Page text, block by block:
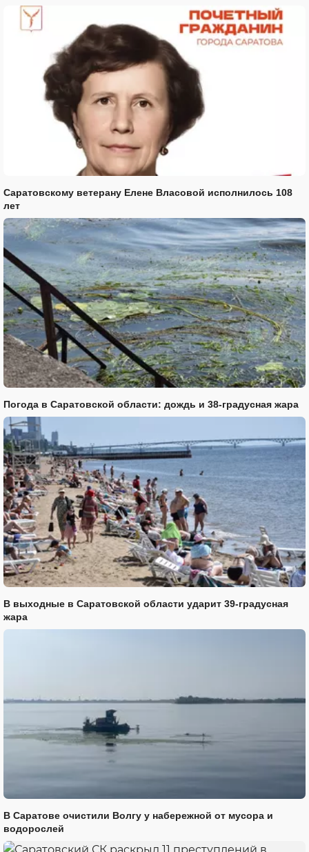
Саратовскому ветерану Елене Власовой исполнилось 108
лет
Погода в Саратовской области: дождь и 38-градусная жара
В выходные в Саратовской области ударит 39-градусная
жара
В Саратове очистили Волгу у набережной от мусора и
водорослей